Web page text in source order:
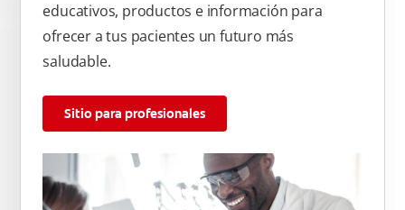
educativos, productos e información para
ofrecer a tus pacientes un futuro más
saludable.
Sitio para profesionales